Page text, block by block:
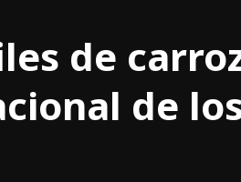
de
de